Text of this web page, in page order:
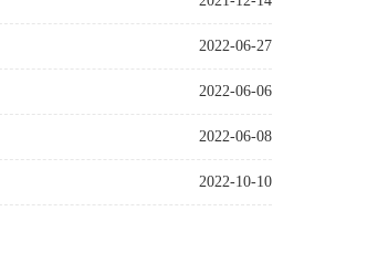
2022-06-27
2022-06-06
2022-06-08
2022-10-10